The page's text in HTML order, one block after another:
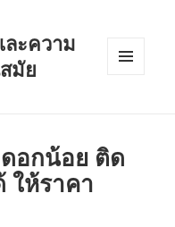
ะความ
มัย
อกน้อย ติด
ให้ราคา